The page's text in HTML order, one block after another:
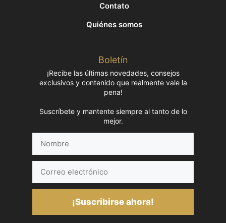
Contato
Quiénes somos
Boletín
¡Recibe las últimas novedades, consejos
exclusivos y contenido que realmente vale la
pena!
Suscríbete y mantente siempre al tanto de lo
mejor.
electrónico
¡Suscribirse ahora!